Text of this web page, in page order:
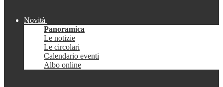
Novità
Panoramica
Le notizie
Le circolari
Calendario eventi
Albo online